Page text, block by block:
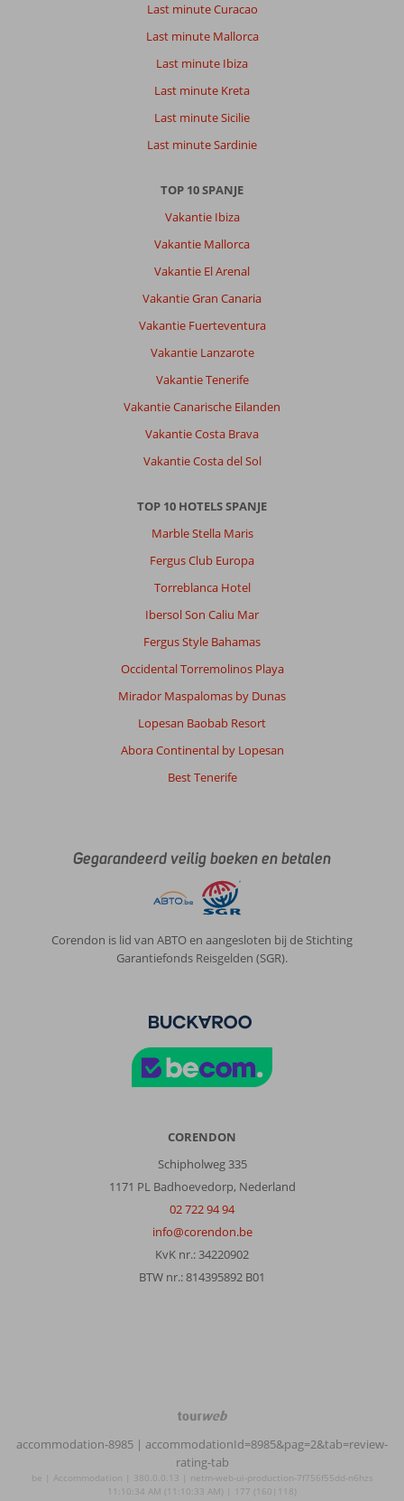
Last minute Curacao
Last minute Mallorca
Last minute Ibiza
Last minute Kreta
Last minute Sicilie
Last minute Sardinie
TOP 10 SPANJE
Vakantie Ibiza
Vakantie Mallorca
Vakantie El Arenal
Vakantie Gran Canaria
Vakantie Fuerteventura
Vakantie Lanzarote
Vakantie Tenerife
Vakantie Canarische Eilanden
Vakantie Costa Brava
Vakantie Costa del Sol
TOP 10 HOTELS SPANJE
Marble Stella Maris
Fergus Club Europa
Torreblanca Hotel
Ibersol Son Caliu Mar
Fergus Style Bahamas
Occidental Torremolinos Playa
Mirador Maspalomas by Dunas
Lopesan Baobab Resort
Abora Continental by Lopesan
Best Tenerife
Gegarandeerd veilig boeken en betalen
Corendon is lid van ABTO en aangesloten bij de Stichting
Garantiefonds Reisgelden (SGR).
CORENDON
Schipholweg 335
1171 PL Badhoevedorp, Nederland
02 722 94 94
info@corendon.be
KvK nr.: 34220902
BTW nr.: 814395892 B01
TourWeb
©
NetMatch
accommodation-8985 | accommodationId=8985&pag=2&tab=review-
rating-tab
be | Accommodation | 380.0.0.13 | netm-web-ui-production-7f756f55dd-n6hzs
11:10:34 AM (11:10:33 AM) | 177 (160|118)